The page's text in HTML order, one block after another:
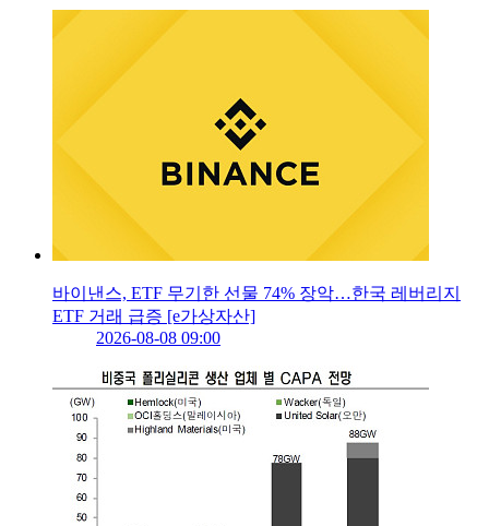
바이낸스, ETF 무기한 선물 74% 장악…한국 레버리지
ETF 거래 급증 [e가상자산]
2026-08-08 09:00